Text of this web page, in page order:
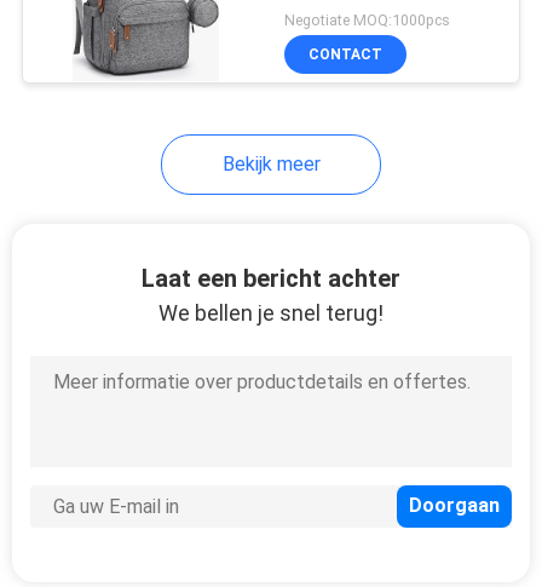
Neopreen Tote Bag
Het Potloodgeval
reis baby tassen voor
mama papa meisje
jongen, geïsoleerde
Negotiate MOQ:1000pcs
CONTACT
Bekijk meer
Laat een bericht achter
We bellen je snel terug!